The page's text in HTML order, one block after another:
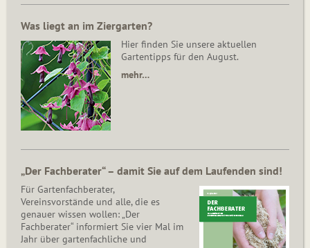
Was liegt an im Ziergarten?
Hier finden Sie unsere aktuellen
Gartentipps für den August.
mehr…
„Der Fachberater“ – damit Sie auf dem Laufenden sind!
Für Gartenfachberater,
Vereinsvorstände und alle, die es
genauer wissen wollen: „Der
Fachberater“ informiert Sie vier Mal im
Jahr über gartenfachliche und